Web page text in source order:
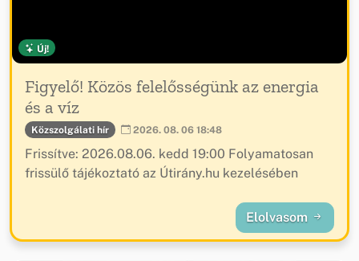
Új!
Figyelő! Közös felelősségünk az energia
és a víz
Közszolgálati hír 2026. 08. 06 18:48
Frissítve: 2026.08.06. kedd 19:00 Folyamatosan
frissülő tájékoztató az Útirány.hu kezelésében
Elolvasom